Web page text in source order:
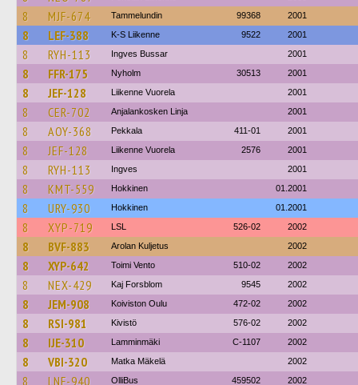
8 MJF-674 Tammelundin 99368 2001
8 LEF-388 K-S Liikenne 9522 2001
8 RYH-113 Ingves Bussar 2001
8 FFR-175 Nyholm 30513 2001
8 JEF-128 Liikenne Vuorela 2001
8 CER-702 Anjalankosken Linja 2001
8 AOY-368 Pekkala 411-01 2001
8 JEF-128 Liikenne Vuorela 2576 2001
8 RYH-113 Ingves 2001
8 KMT-559 Hokkinen 01.2001
8 URY-930 Hokkinen 01.2001
8 XYP-719 LSL 526-02 2002
8 BVF-883 Arolan Kuljetus 2002
8 XYP-642 Toimi Vento 510-02 2002
8 NEX-429 Kaj Forsblom 9545 2002
8 JEM-908 Koiviston Oulu 472-02 2002
8 RSI-981 Kivistö 576-02 2002
8 IJE-310 Lamminmäki C-1107 2002
8 VBI-320 Matka Mäkelä 2002
8 LNF-940 OlliBus 459502 2002